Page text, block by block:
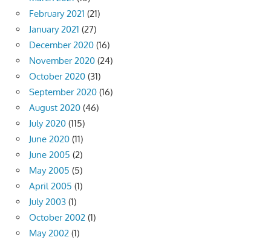
February 2021 (21)
January 2021 (27)
December 2020 (16)
November 2020 (24)
October 2020 (31)
September 2020 (16)
August 2020 (46)
July 2020 (115)
June 2020 (11)
June 2005 (2)
May 2005 (5)
April 2005 (1)
July 2003 (1)
October 2002 (1)
May 2002 (1)